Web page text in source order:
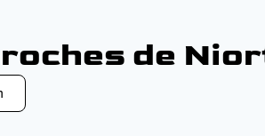
de